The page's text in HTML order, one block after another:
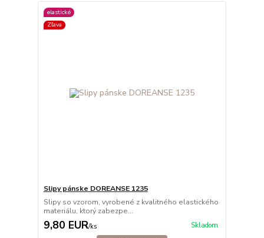
elastické
Zľava
Slipy pánske DOREANSE 1235
Slipy so vzorom, vyrobené z kvalitného elastického
materiálu, ktorý zabezpe...
9,80 EUR/ks Skladom